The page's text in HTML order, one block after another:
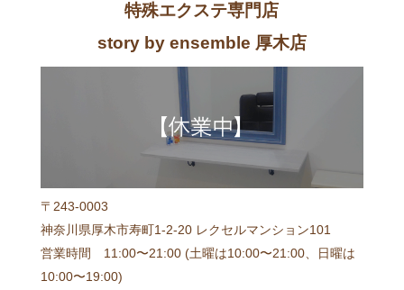
特殊エクステ専門店
story by ensemble 厚木店
〒243-0003
神奈川県厚木市寿町1-2-20 レクセルマンション101
営業時間 11:00〜21:00 (土曜は10:00〜21:00、日曜は
10:00〜19:00)